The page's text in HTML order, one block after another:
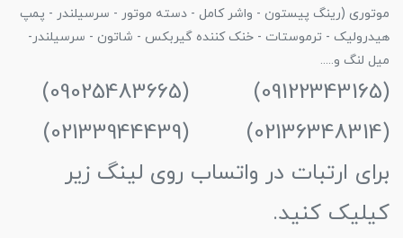
موتوری (رینگ پیستون - واشر کامل - دسته موتور - سرسیلندر - پمپ
هیدرولیک - ترموستات - خنک کننده گیربکس - شاتون - سرسیلندر-
میل لنگ و.....
(09122343165) (09025483665)
(02136348314) (02133944439)
برای ارتبات در واتساب روی لینگ زیر
کیلیک کنید.